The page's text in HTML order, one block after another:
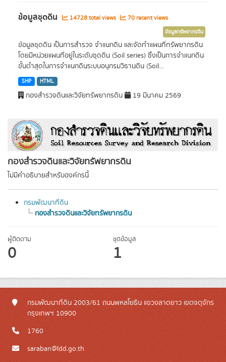
กองสำรวจดินและวิจัยทรัพยากรดิน
ไม่มีคำอธิบายสำหรับองค์กรนี้
กรมพัฒนาที่ดิน
กองสำรวจดินและวิจัยทรัพยากรดิน
ผู้ติดตาม
0
ชุดข้อมูล
1
ข้อมูลชุดดิน 14728 total views 70 recent views
ข้อมูลทรัพยากรดิน
ข้อมูลชุดดิน เป็นการสำรวจ จำแนกดิน และจัดทำแผนที่ทรัพยากรดิน
โดยมีหน่วยแผนที่อยู่ในระดับชุดดิน (Soil series) ซึ่งเป็นการจำแนกดิน
ขั้นต่ำสุดในการจำแนกดินระบบอนุกรมวิธานดิน (Soil...
SHP HTML
กองสำรวจดินและวิจัยทรัพยากรดิน 19 มีนาคม 2569
กรมพัฒนาที่ดิน 2003/61 ถนนพหลโยธิน แขวงลาดยาว เขตจตุจักร
กรุงเทพฯ 10900
1760
saraban@ldd.go.th